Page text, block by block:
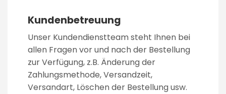
Kundenbetreuung
Unser Kundendienstteam steht Ihnen bei
allen Fragen vor und nach der Bestellung
zur Verfügung, z.B. Änderung der
Zahlungsmethode, Versandzeit,
Versandart, Löschen der Bestellung usw.